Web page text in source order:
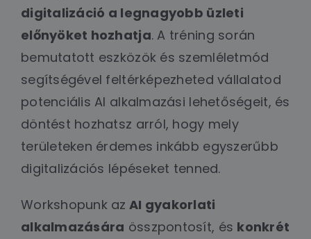
digitalizáció a legnagyobb üzleti
előnyöket hozhatja. A tréning során
bemutatott eszközök és szemléletmód
segítségével feltérképezheted vállalatod
potenciális AI alkalmazási lehetőségeit, és
döntést hozhatsz arról, hogy mely
területeken érdemes inkább egyszerűbb
digitalizációs lépéseket tenned.
Workshopunk az AI gyakorlati
alkalmazására összpontosít, és konkrét